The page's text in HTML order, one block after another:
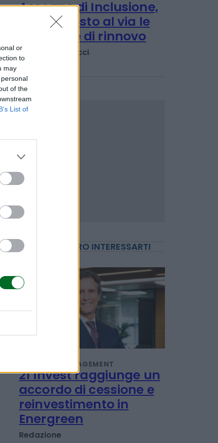
or
to
may
of the
List of
Redazione
PENSIONI E PREVIDENZA
Assegno di Inclusione,
dal 1° agosto al via le
domande di rinnovo
Emanuela Meucci
POTREBBERO INTERESSARTI
IMPRESA E MANAGEMENT
21 Invest raggiunge un
accordo di cessione e